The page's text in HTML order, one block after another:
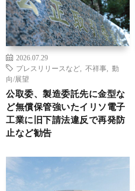
2026.07.29
プレスリリースなど
不祥事
動
向/展望
公取委、製造委託先に金型な
ど無償保管強いたイリソ電子
工業に旧下請法違反で再発防
止など勧告